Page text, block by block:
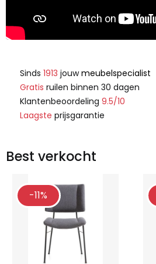
Sinds 1913 jouwmeubelspecialist
Gratis ruilen binnen 30 dagen
Klantenbeoordeling 9.5/10
Laagste prijsgarantie
Best verkocht
-11%